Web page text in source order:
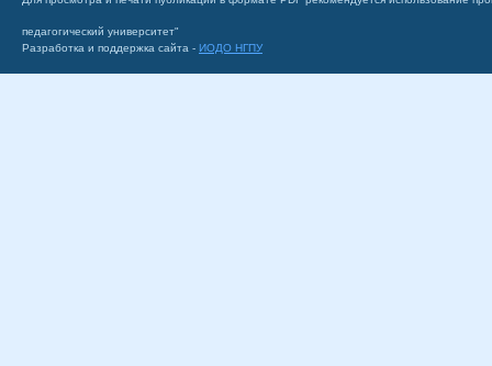
педагогический университет"
Разработка и поддержка сайта - ИОДО НГПУ